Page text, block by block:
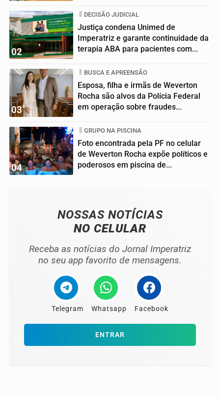
02
DECISÃO JUDICIAL
Justiça condena Unimed de
Imperatriz e garante continuidade da
terapia ABA para pacientes com...
03
BUSCA E APREENSÃO
Esposa, filha e irmãs de Weverton
Rocha são alvos da Polícia Federal
em operação sobre fraudes...
04
GRUPO NA PISCINA
Foto encontrada pela PF no celular
de Weverton Rocha expõe políticos e
poderosos em piscina de...
NOSSAS NOTÍCIAS
NO CELULAR
Receba as notícias do Jornal Imperatriz
no seu app favorito de mensagens.
Telegram Whatsapp Facebook
ENTRAR